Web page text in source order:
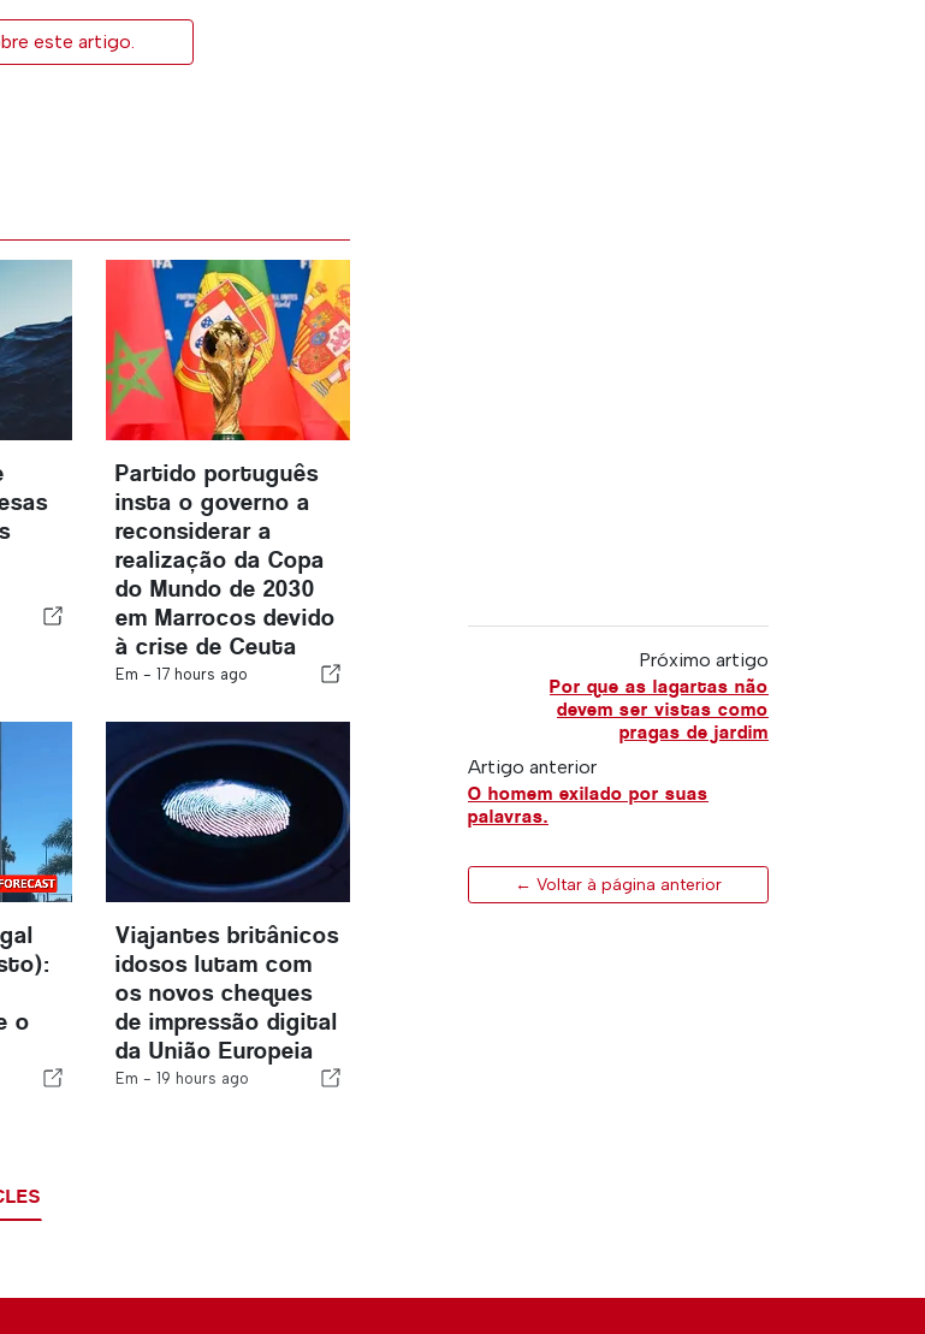
este artigo.
Partido português
insta o governo a
reconsiderar a
realização da Copa
do Mundo de 2030
em Marrocos devido
à crise de Ceuta
Em - 17 hours ago
o
Viajantes britânicos
idosos lutam com
os novos cheques
de impressão digital
da União Europeia
Em - 19 hours ago
Próximo artigo
Por que as lagartas não
devem ser vistas como
pragas de jardim
Artigo anterior
O homem exilado por suas
palavras.
← Voltar à página anterior